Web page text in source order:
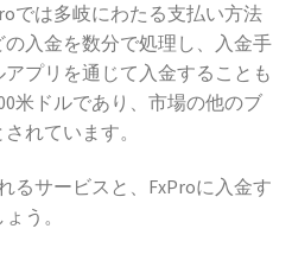
では多岐にわたる支払い方法
入金を数分で処理し、入金手
プリを通じて入金することも
米ドルであり、市場の他のブ
れています。
るサービスと、FxProに入金す
う。